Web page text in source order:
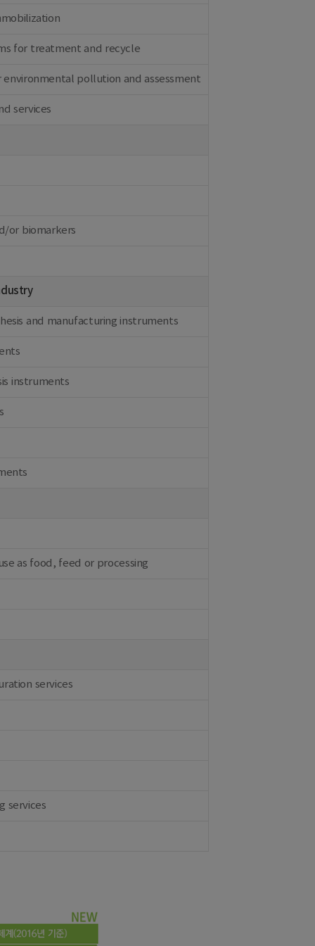
for treatment and recycle
environmental pollution and assessment
services
or biomarkers
and manufacturing instruments
instruments
as food, feed or processing
services
services